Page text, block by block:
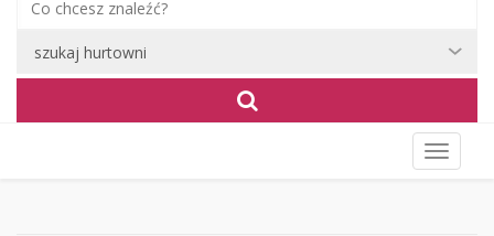
menu